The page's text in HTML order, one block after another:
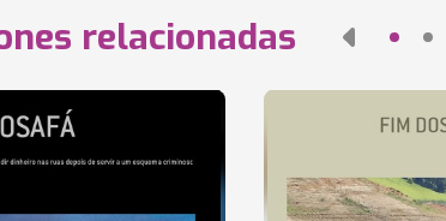
relacionadas